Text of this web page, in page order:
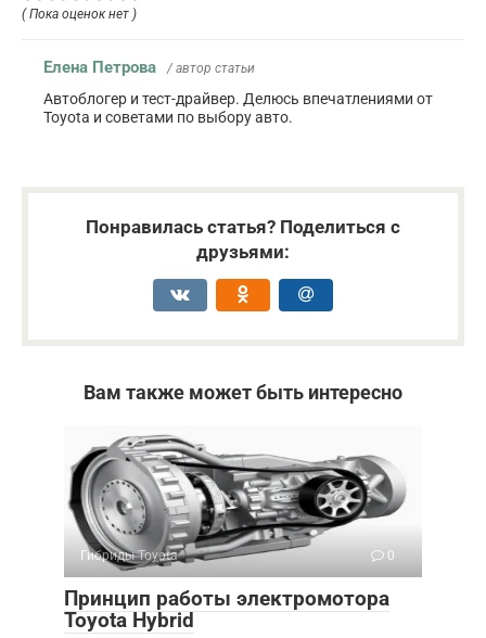
( Пока оценок нет )
Елена Петрова / автор статьи
Автоблогер и тест-драйвер. Делюсь впечатлениями от
Toyota и советами по выбору авто.
Понравилась статья? Поделиться с
друзьями:
Вам также может быть интересно
Гибриды Toyota 0
Принцип работы электромотора
Toyota Hybrid